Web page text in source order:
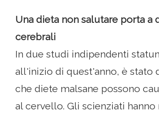
Una dieta non salutare porta a
cerebrali
In due studi indipendenti
all'inizio di quest'anno, è stato
che diete malsane possono
al cervello. Gli scienziati